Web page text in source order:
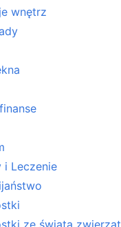
wnętrz
i Leczenie
ze świata zwierząt